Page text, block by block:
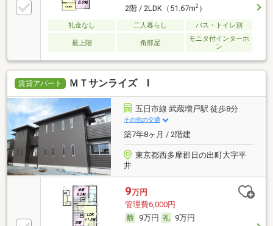
2階 / 2LDK（51.67m2）
礼金なし 二人暮らし バス・トイレ別
最上階 角部屋
モニタ付インターホ
ン
賃貸アパート ＭＴサンライズ Ⅰ
五日市線 武蔵増戸駅 徒歩8分
その他の交通
築7年8ヶ月 / 2階建
東京都西多摩郡日の出町大字平
井
9万円
管理費6,000円
9万円
9万円